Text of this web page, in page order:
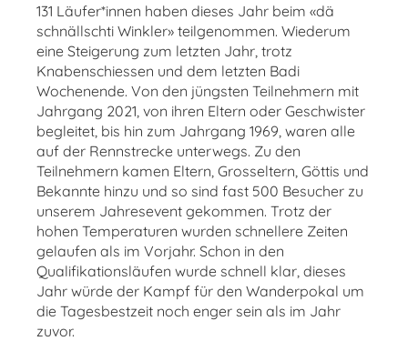
131 Läufer*innen haben dieses Jahr beim «dä
schnällschti Winkler» teilgenommen. Wiederum
eine Steigerung zum letzten Jahr, trotz
Knabenschiessen und dem letzten Badi
Wochenende. Von den jüngsten Teilnehmern mit
Jahrgang 2021, von ihren Eltern oder Geschwister
begleitet, bis hin zum Jahrgang 1969, waren alle
auf der Rennstrecke unterwegs. Zu den
Teilnehmern kamen Eltern, Grosseltern, Göttis und
Bekannte hinzu und so sind fast 500 Besucher zu
unserem Jahresevent gekommen. Trotz der
hohen Temperaturen wurden schnellere Zeiten
gelaufen als im Vorjahr. Schon in den
Qualifikationsläufen wurde schnell klar, dieses
Jahr würde der Kampf für den Wanderpokal um
die Tagesbestzeit noch enger sein als im Jahr
zuvor.